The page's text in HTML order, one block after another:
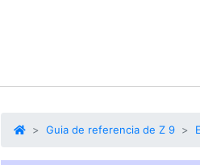
Guia de referencia de Z 9